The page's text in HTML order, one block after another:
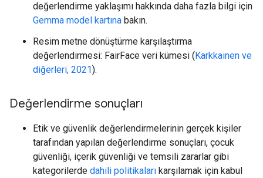
değerlendirme yaklaşımı hakkında daha fazla bilgi için
Gemma model kartına bakın.
Resim metne dönüştürme karşılaştırma
değerlendirmesi: FairFace veri kümesi (Karkkainen ve
diğerleri, 2021).
Değerlendirme sonuçları
Etik ve güvenlik değerlendirmelerinin gerçek kişiler
tarafından yapılan değerlendirme sonuçları, çocuk
güvenliği, içerik güvenliği ve temsili zararlar gibi
kategorilerde dahili politikaları karşılamak için kabul